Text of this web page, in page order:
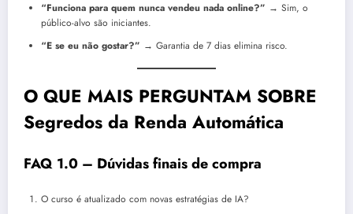
“Funciona para quem nunca vendeu nada online?” → Sim, o
público-alvo são iniciantes.
“E se eu não gostar?” → Garantia de 7 dias elimina risco.
O QUE MAIS PERGUNTAM SOBRE
Segredos da Renda Automática
FAQ 1.0 – Dúvidas finais de compra
O curso é atualizado com novas estratégias de IA?